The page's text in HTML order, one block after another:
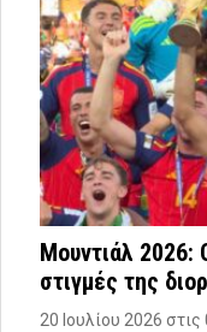
Μουντιάλ 2026:
στιγμές της
20 Ιουλίου 2026 στις